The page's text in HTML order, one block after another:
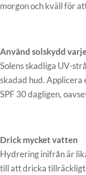
morgon och kväll för
Använd solskydd
Solens skadliga UV-
skadad hud.
SPF 30 dagligen,
Drick mycket vatten
Hydrering inifrån är
till att dricka